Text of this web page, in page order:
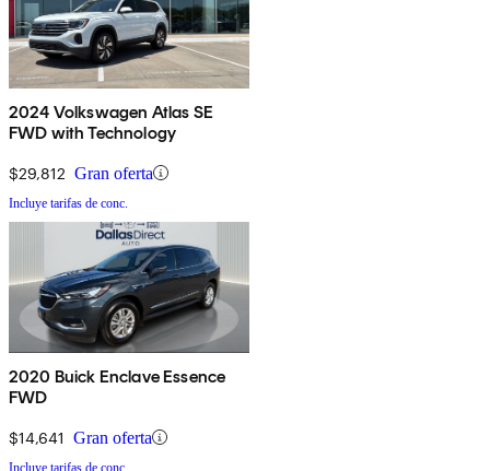
2024 Volkswagen Atlas SE
FWD with Technology
$29,812 Gran oferta
Incluye tarifas de conc.
2020 Buick Enclave Essence
FWD
$14,641 Gran oferta
Incluye tarifas de conc.